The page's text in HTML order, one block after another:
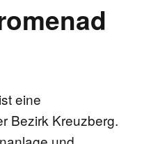
eine
Bezirk Kreuzberg.